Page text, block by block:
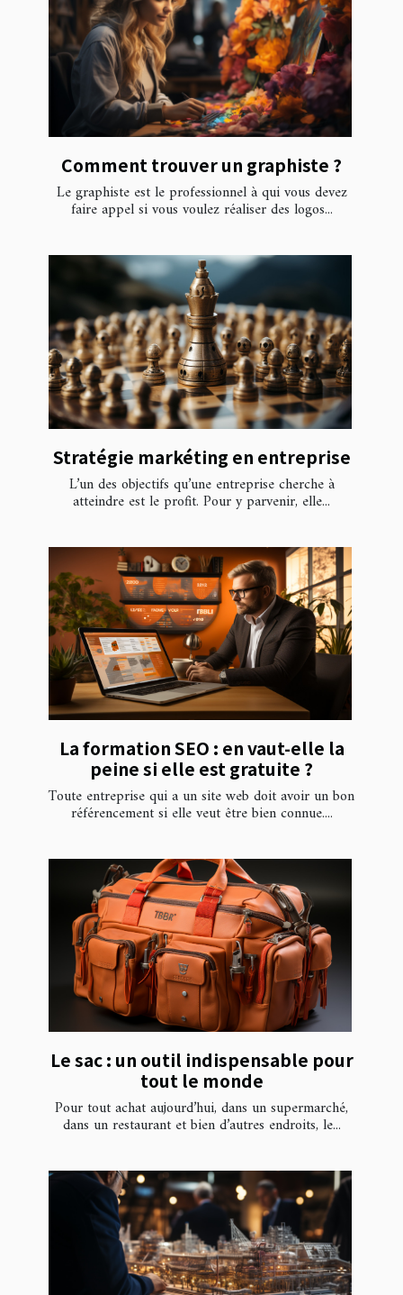
Comment trouver un graphiste ?
Le graphiste est le professionnel à qui vous devez
faire appel si vous voulez réaliser des logos...
Stratégie markéting en entreprise
L’un des objectifs qu’une entreprise cherche à
atteindre est le profit. Pour y parvenir, elle...
La formation SEO : en vaut-elle la
peine si elle est gratuite ?
Toute entreprise qui a un site web doit avoir un bon
référencement si elle veut être bien connue....
Le sac : un outil indispensable pour
tout le monde
Pour tout achat aujourd’hui, dans un supermarché,
dans un restaurant et bien d’autres endroits, le...